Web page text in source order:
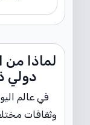
لماذا من
دولي
في عالم
وثقافات